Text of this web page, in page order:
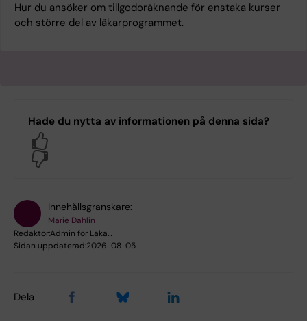
Hur du ansöker om tillgodoräknande för enstaka kurser
och större del av läkarprogrammet.
Hade du nytta av informationen på denna sida?
Innehållsgranskare:
Marie Dahlin
Redaktör:Admin för Läka…
Sidan uppdaterad:2026-08-05
Dela